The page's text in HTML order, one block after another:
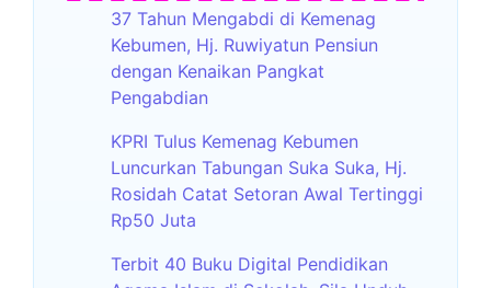
37 Tahun Mengabdi di Kemenag
Kebumen, Hj. Ruwiyatun Pensiun
dengan Kenaikan Pangkat
Pengabdian
KPRI Tulus Kemenag Kebumen
Luncurkan Tabungan Suka Suka, Hj.
Rosidah Catat Setoran Awal Tertinggi
Rp50 Juta
Terbit 40 Buku Digital Pendidikan